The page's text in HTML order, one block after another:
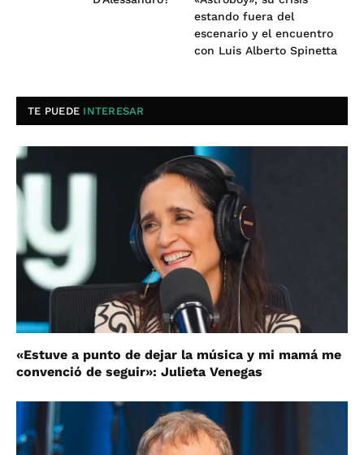
estando fuera del
escenario y el encuentro
con Luis Alberto Spinetta
TE PUEDE INTERESAR
«Estuve a punto de dejar la música y mi mamá me
convenció de seguir»: Julieta Venegas